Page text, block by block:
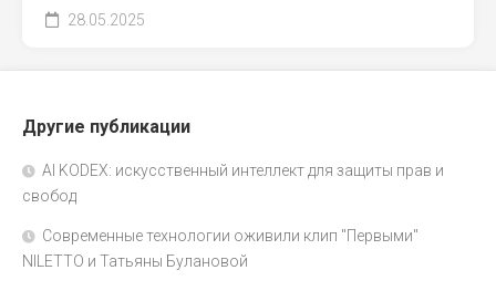
28.05.2025
Другие публикации
AI KODEX: искусственный интеллект для защиты прав и
свобод
Современные технологии оживили клип "Первыми"
NILETTO и Татьяны Булановой